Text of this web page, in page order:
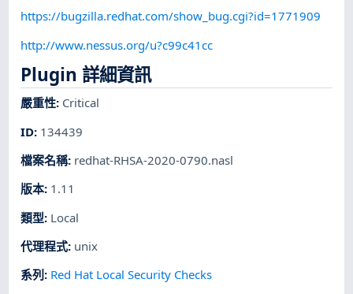
https://bugzilla.redhat.com/show_bug.cgi?id=1771909
http://www.nessus.org/u?c99c41cc
Plugin 詳細資訊
嚴重性: Critical
ID: 134439
檔案名稱: redhat-RHSA-2020-0790.nasl
版本: 1.11
類型: Local
代理程式: unix
系列 : Red Hat Local Security Checks